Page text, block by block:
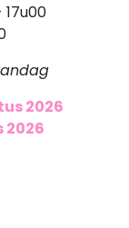
2026
2026